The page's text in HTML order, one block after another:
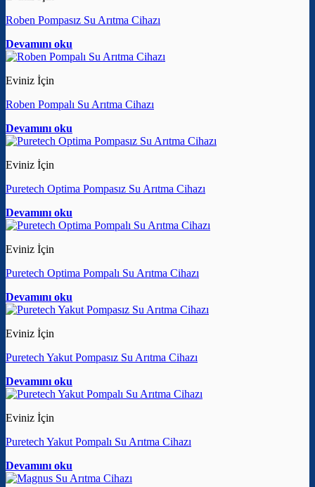
Roben Pompasız Su Arıtma Cihazı
Devamını oku
Eviniz İçin
Roben Pompalı Su Arıtma Cihazı
Devamını oku
Eviniz İçin
Puretech Optima Pompasız Su Arıtma Cihazı
Devamını oku
Eviniz İçin
Puretech Optima Pompalı Su Arıtma Cihazı
Devamını oku
Eviniz İçin
Puretech Yakut Pompasız Su Arıtma Cihazı
Devamını oku
Eviniz İçin
Puretech Yakut Pompalı Su Arıtma Cihazı
Devamını oku